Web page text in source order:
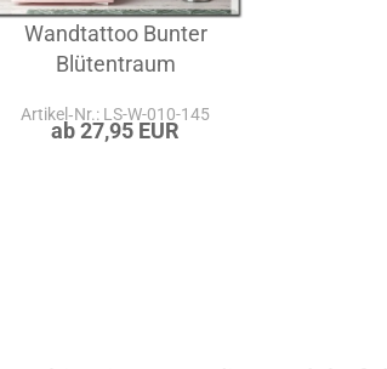
Wandtattoo Bunter
Blütentraum
Artikel‑Nr.: LS-W-010-145
ab 27,95 EUR